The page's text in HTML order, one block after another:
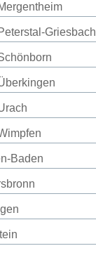
Griesbach
Baden